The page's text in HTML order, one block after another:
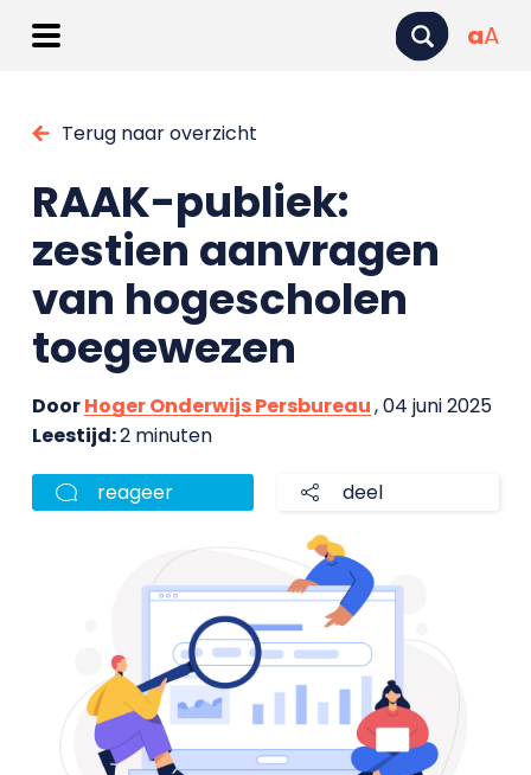
aA
Terug naar overzicht
RAAK-publiek:
zestien aanvragen
van hogescholen
toegewezen
DoorHoger Onderwijs Persbureau, 04 juni 2025
Leestijd:2 minuten
reageer deel